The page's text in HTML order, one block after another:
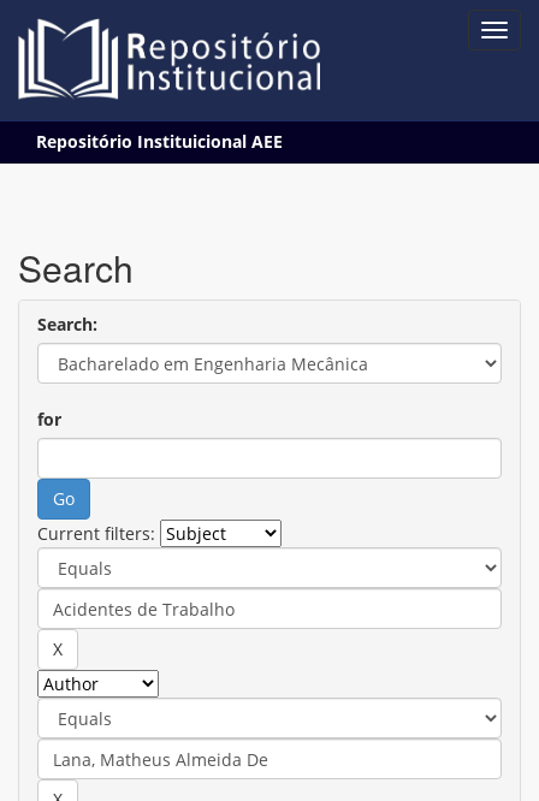
navigation
Repositório Instituicional AEE
Search
Search:
for
Current filters: